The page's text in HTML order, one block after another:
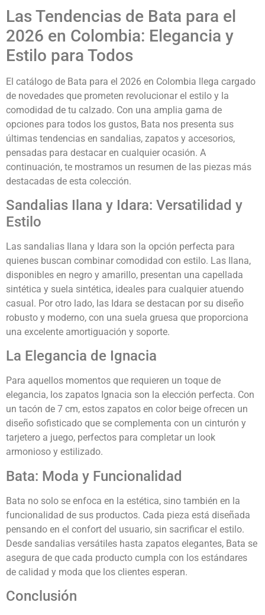
Las Tendencias de Bata para el
2026 en Colombia: Elegancia y
Estilo para Todos
El catálogo de Bata para el 2026 en Colombia llega cargado
de novedades que prometen revolucionar el estilo y la
comodidad de tu calzado. Con una amplia gama de
opciones para todos los gustos, Bata nos presenta sus
últimas tendencias en sandalias, zapatos y accesorios,
pensadas para destacar en cualquier ocasión. A
continuación, te mostramos un resumen de las piezas más
destacadas de esta colección.
Sandalias Ilana y Idara: Versatilidad y
Estilo
Las sandalias Ilana y Idara son la opción perfecta para
quienes buscan combinar comodidad con estilo. Las Ilana,
disponibles en negro y amarillo, presentan una capellada
sintética y suela sintética, ideales para cualquier atuendo
casual. Por otro lado, las Idara se destacan por su diseño
robusto y moderno, con una suela gruesa que proporciona
una excelente amortiguación y soporte.
La Elegancia de Ignacia
Para aquellos momentos que requieren un toque de
elegancia, los zapatos Ignacia son la elección perfecta. Con
un tacón de 7 cm, estos zapatos en color beige ofrecen un
diseño sofisticado que se complementa con un cinturón y
tarjetero a juego, perfectos para completar un look
armonioso y estilizado.
Bata: Moda y Funcionalidad
Bata no solo se enfoca en la estética, sino también en la
funcionalidad de sus productos. Cada pieza está diseñada
pensando en el confort del usuario, sin sacrificar el estilo.
Desde sandalias versátiles hasta zapatos elegantes, Bata se
asegura de que cada producto cumpla con los estándares
de calidad y moda que los clientes esperan.
Conclusión